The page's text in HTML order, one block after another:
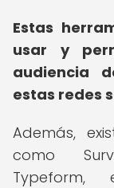
Estas
usar y
audiencia
estas redes
Además,
como